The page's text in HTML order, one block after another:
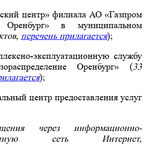
центр» филиала АО «Газпром
Оренбург» в муниципальном
перечень прилагается);
эксплуатационную службу
Оренбург» (33
);
центр предоставления услуг
через информационно-
сеть Интернет,